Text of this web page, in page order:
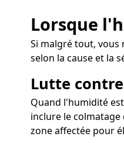
Lorsque
Si malgré tout, vous
selon la cause et la
Lutte
Quand l'humidité
inclure le
zone affectée pour